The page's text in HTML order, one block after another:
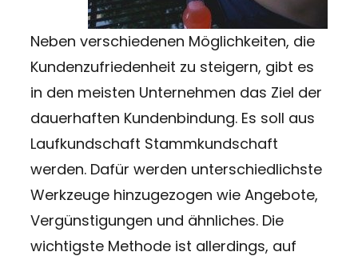
Neben verschiedenen Möglichkeiten, die
Kundenzufriedenheit zu steigern, gibt es
in den meisten Unternehmen das Ziel der
dauerhaften Kundenbindung. Es soll aus
Laufkundschaft Stammkundschaft
werden. Dafür werden unterschiedlichste
Werkzeuge hinzugezogen wie Angebote,
Vergünstigungen und ähnliches. Die
wichtigste Methode ist allerdings, auf